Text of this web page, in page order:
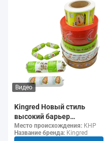
Видео
Kingred Новый стиль
высокий барьер
несъедобный полиамид
колбаса корпуса пищевой
Место происхождения: КНР
Название бренда: Kingred